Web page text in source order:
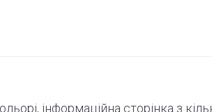
інформаційна сторінка з